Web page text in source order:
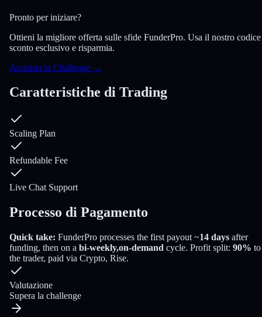
Pronto per iniziare?
Ottieni la migliore offerta sulle sfide FunderPro. Usa il nostro codice
sconto esclusivo e risparmia.
Acquista la Challenge →
Caratteristiche di Trading
Scaling Plan
Refundable Fee
Live Chat Support
Processo di Pagamento
Quick take: FunderPro processes the first payout ~14 days after
funding, then on a bi-weekly,on-demand cycle. Profit split: 90% to
the trader, paid via Crypto, Rise.
Valutazione
Supera la challenge